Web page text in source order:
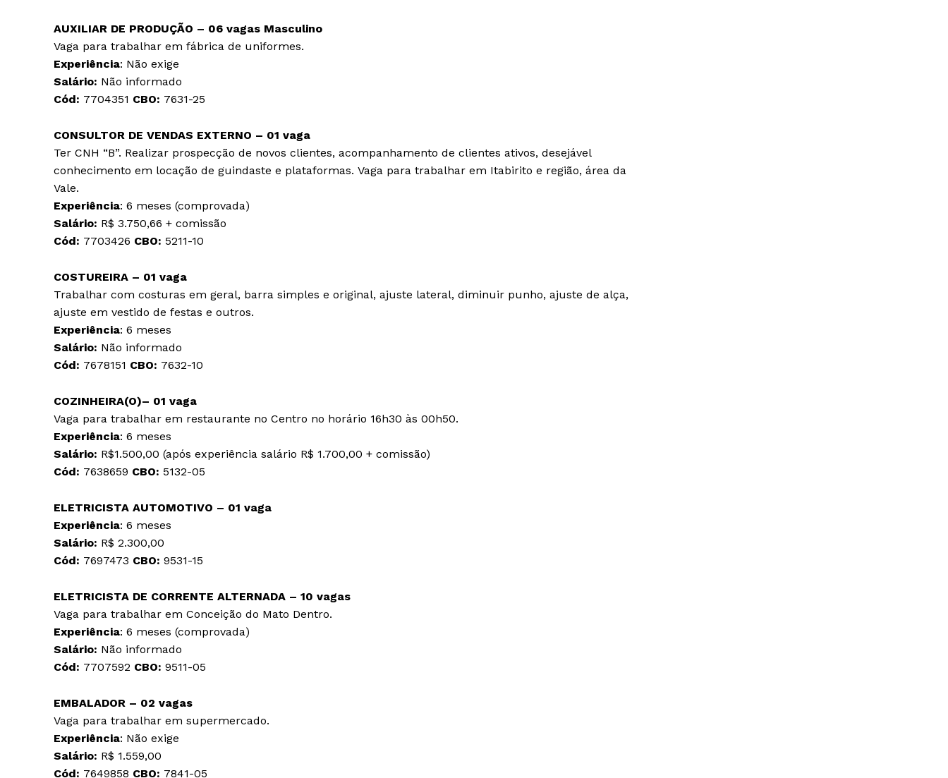
AUXILIAR DE PRODUÇÃO – 06 vagas Masculino
Vaga para trabalhar em fábrica de uniformes.
Experiência: Não exige
Salário: Não informado
Cód: 7704351 CBO: 7631-25
CONSULTOR DE VENDAS EXTERNO – 01 vaga
Ter CNH “B”. Realizar prospecção de novos clientes, acompanhamento de clientes ativos, desejável
conhecimento em locação de guindaste e plataformas. Vaga para trabalhar em Itabirito e região, área da
Vale.
Experiência: 6 meses (comprovada)
Salário: R$ 3.750,66 + comissão
Cód: 7703426 CBO: 5211-10
COSTUREIRA – 01 vaga
Trabalhar com costuras em geral, barra simples e original, ajuste lateral, diminuir punho, ajuste de alça,
ajuste em vestido de festas e outros.
Experiência: 6 meses
Salário: Não informado
Cód: 7678151 CBO: 7632-10
COZINHEIRA(O)– 01 vaga
Vaga para trabalhar em restaurante no Centro no horário 16h30 às 00h50.
Experiência: 6 meses
Salário: R$1.500,00 (após experiência salário R$ 1.700,00 + comissão)
Cód: 7638659 CBO: 5132-05
ELETRICISTA AUTOMOTIVO – 01 vaga
Experiência: 6 meses
Salário: R$ 2.300,00
Cód: 7697473 CBO: 9531-15
ELETRICISTA DE CORRENTE ALTERNADA – 10 vagas
Vaga para trabalhar em Conceição do Mato Dentro.
Experiência: 6 meses (comprovada)
Salário: Não informado
Cód: 7707592 CBO: 9511-05
EMBALADOR – 02 vagas
Vaga para trabalhar em supermercado.
Experiência: Não exige
Salário: R$ 1.559,00
Cód: 7649858 CBO: 7841-05